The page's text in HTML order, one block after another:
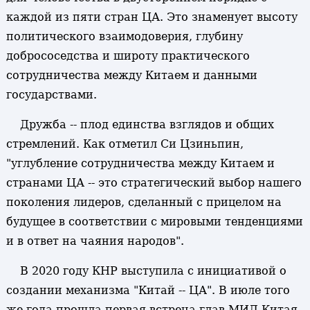
каждой из пяти стран ЦА. Это знаменует высоту
политического взаимодоверия, глубину
добрососедства и широту практического
сотрудничества между Китаем и данными
государствами.
Дружба -- плод единства взглядов и общих
стремлений. Как отметил Си Цзиньпин,
"углубление сотрудничества между Китаем и
странами ЦА -- это стратегический выбор нашего
поколения лидеров, сделанный с прицелом на
будущее в соответствии с мировыми тенденциями
и в ответ на чаяния народов".
В 2020 году КНР выступила с инициативой о
создании механизма "Китай -- ЦА". В июле того